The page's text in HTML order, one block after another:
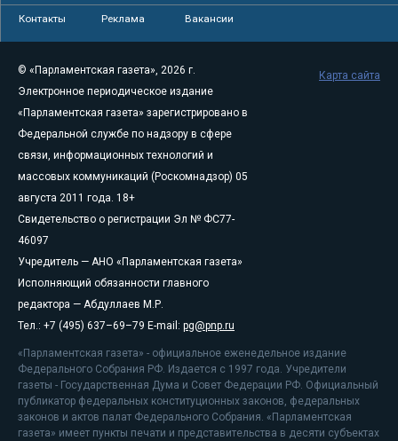
Контакты Реклама Вакансии
© «Парламентская газета», 2026 г.
Электронное периодическое издание
«Парламентская газета» зарегистрировано в
Федеральной службе по надзору в сфере
связи, информационных технологий и
массовых коммуникаций (Роскомнадзор) 05
августа 2011 года. 18+
Свидетельство о регистрации Эл № ФС77-
46097
Учредитель — АНО «Парламентская газета»
Исполняющий обязанности главного
редактора — Абдуллаев М.Р.
Тел.: +7 (495) 637–69–79 E-mail: pg@pnp.ru
«Парламентская газета» - официальное еженедельное издание
Федерального Собрания РФ. Издается с 1997 года. Учредители
газеты - Государственная Дума и Совет Федерации РФ. Официальный
публикатор федеральных конституционных законов, федеральных
законов и актов палат Федерального Собрания. «Парламентская
газета» имеет пункты печати и представительства в десяти субъектах
Карта сайта